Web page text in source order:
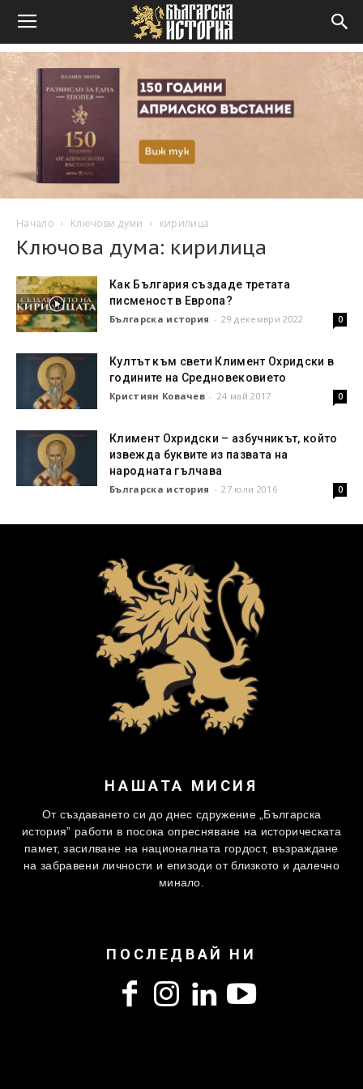
Начало Ключови думи кирилица
Ключова дума: кирилица
Как България създаде третата
писменост в Европа?
Българска история - 29 декември 2022 0
Култът към свети Климент Охридски в
годините на Средновековието
Кристиян Ковачев - 24 май 2017 0
Климент Охридски – азбучникът, който
извежда буквите из пазвата на
народната гълчава
Българска история - 27 юли 2016 0
НАШАТА МИСИЯ
От създаването си до днес сдружение „Българска
история” работи в посока опресняване на историческата
памет, засилване на националната гордост, възраждане
на забравени личности и епизоди от близкото и далечно
минало.
ПОСЛЕДВАЙ НИ